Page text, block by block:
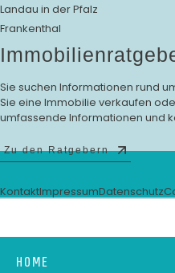
Landau in der Pfalz
Frankenthal
Sie suchen Informationen rund
Sie eine Immobilie verkaufen
umfassende Informationen und
Zu den Ratgebern
KontaktImpressumDatenschutz
HOME